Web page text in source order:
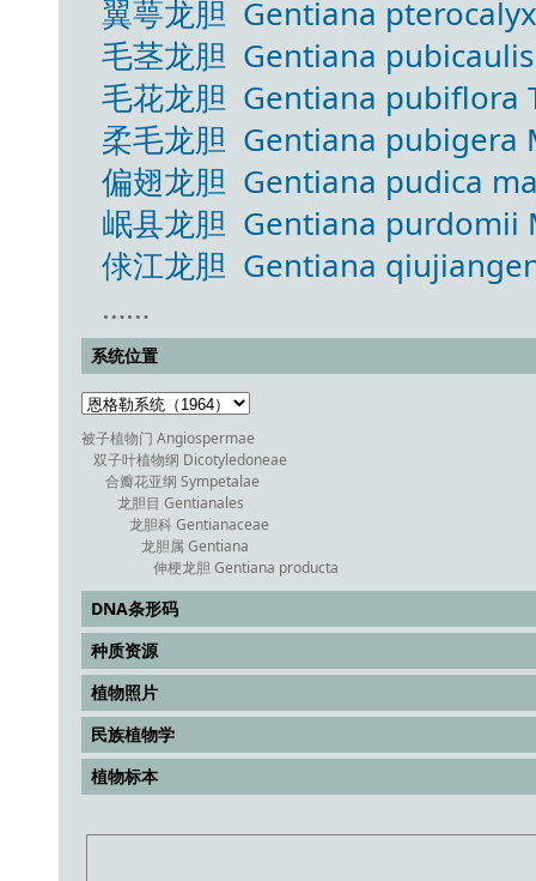
翼萼龙胆 Gentiana
毛茎龙胆 Gentiana
毛花龙胆 Gentiana pubiflora
柔毛龙胆 Gentiana pubigera
偏翅龙胆 Gentiana pudica
岷县龙胆 Gentiana purdomii
俅江龙胆 Gentiana
……
系统位置
被子植物门 Angiospermae
双子叶植物纲 Dicotyledoneae
合瓣花亚纲 Sympetalae
龙胆目 Gentianales
龙胆科 Gentianaceae
龙胆属 Gentiana
伸梗龙胆 Gentiana producta
DNA条形码
种质资源
植物照片
民族植物学
植物标本